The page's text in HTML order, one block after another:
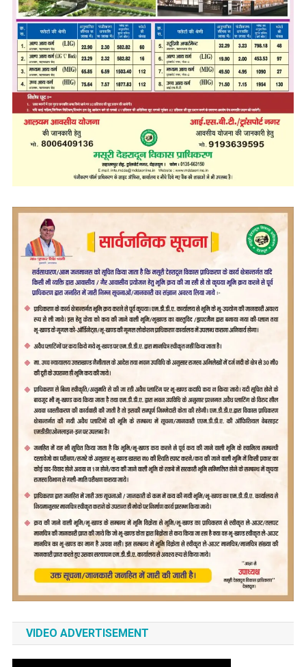
VIDEO ADVERTISEMENT